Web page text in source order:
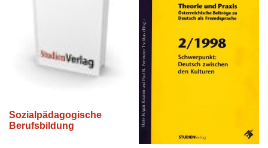
Sozialpädagogische
Berufsbildung